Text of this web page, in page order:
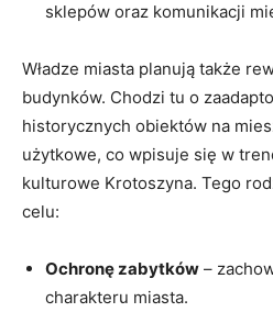
sklepów oraz komunikacji
Władze miasta planują także
budynków. Chodzi tu o
historycznych obiektów na
użytkowe, co wpisuje się w
kulturowe Krotoszyna. Tego
celu:
Ochronę zabytków –
charakteru miasta.